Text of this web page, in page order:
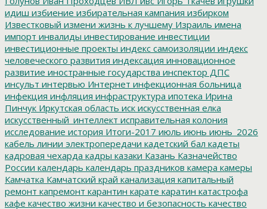
идиш избиение избирательная кампания избирком
Известковый измени жизнь к лучшему Израиль имена
импорт инвалиды инвестирование инвестиции
инвестиционные проекты индекс самоизоляции индекс
человеческого развития индексация инновационное
развитие иностранные государства инспектор ДПС
инсульт интервью Интернет инфекционная больница
инфекция инфляция инфраструктура ипотека Ирина
Пинчук Иркутская область иск искусственная елка
искусственный_интеллект исправительная колония
исследование история Итоги-2017 июль июнь июнь_2026
кабель линии электропередачи кадетский бал кадеты
кадровая чехарда кадры казаки Казань Казначейство
России календарь календарь праздников камера камеры
Камчатка Камчатский край канализация капитальный
ремонт капремонт карантин карате каратин катастрофа
кафе качество жизни качество и безопасность качество